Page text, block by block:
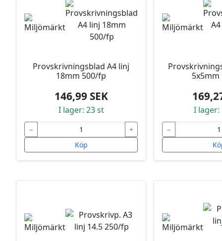
Provskrivningsblad A4 linj
18mm 500/fp
146,99 SEK
I lager: 23 st
−
+
Köp
I lager:
−